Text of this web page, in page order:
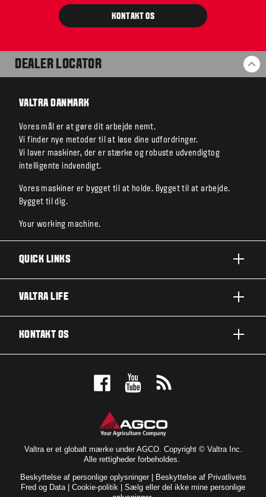
KONTAKT OS
DEALER LOCATOR
VALTRA DANMARK
Vores mål er at gøre dit arbejde nemt.
Vi finder nye metoder til at løse dine udfordringer.
Vi laver maskiner, der er stærke og robuste udvendigtog
intelligente indvendigt.
Vores maskiner er bygget til at holde. Bygget til at arbejde.
Bygget til dig.
Your working machine.
QUICK LINKS
TEKNOLOGILØSNINGER
VALTRA LIFE
KONTAKT OS
Valtra er et globalt mærke under AGCO. Copyright © Valtra Inc.
Alle rettigheder forbeholdes.
Beskyttelse af personlige oplysninger| Beskyttelse af Privatlivets
Fred og Data | Cookie-politik | Sælg eller del ikke mine personlige